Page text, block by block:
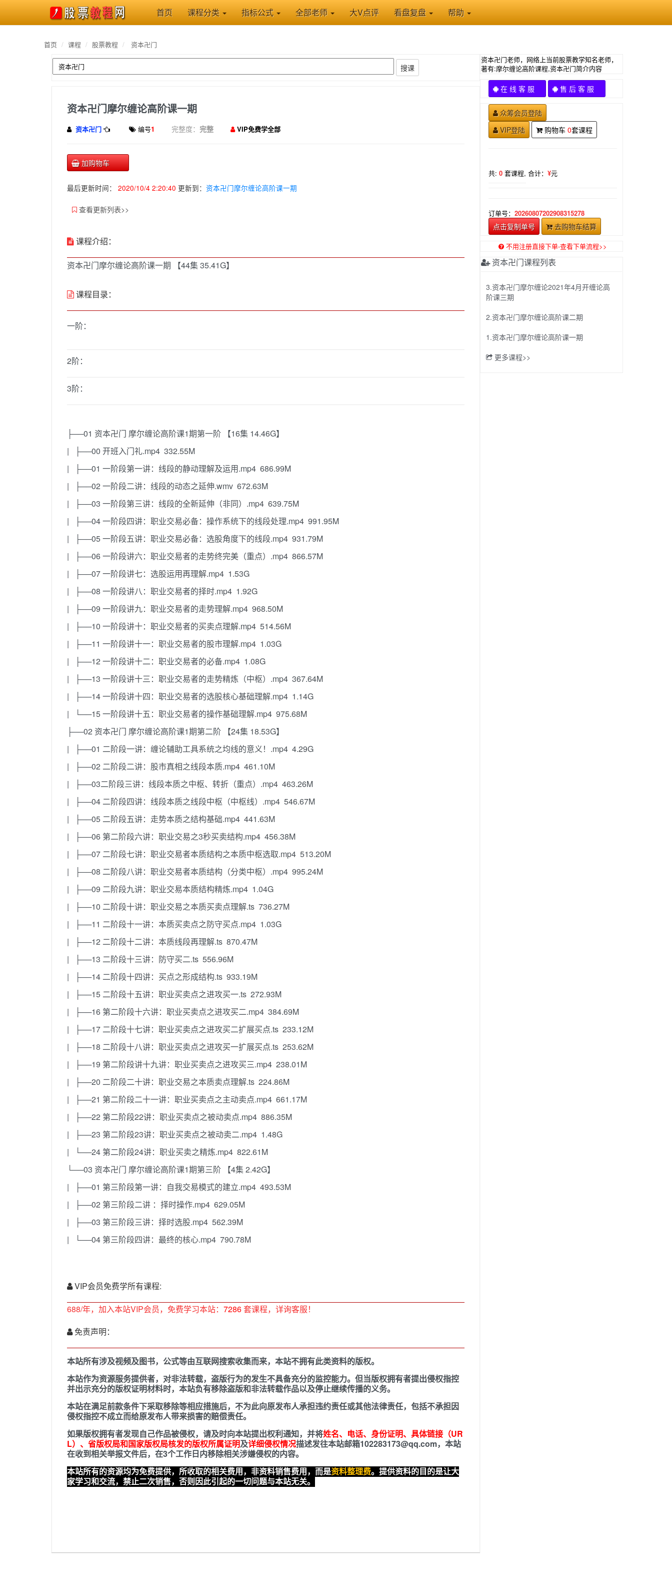
首页 课程分类 指标公式 全部老师 大V点评 看盘复盘 帮助
首页 课程 股票教程 资本卍门
搜课
资本卍门摩尔缠论高阶课一期
资本卍门 编号1 完整度： 完整 VIP免费学全部
加购物车
最后更新时间： 2020/10/4 2:20:40 更新到： 资本卍门摩尔缠论高阶课一期
查看更新列表>>
课程介绍：
资本卍门摩尔缠论高阶课一期 【44集 35.41G】
课程目录：
一阶：
2阶：
3阶：
├──01 资本卍门 摩尔缠论高阶课1期第一阶 【16集 14.46G】
| ├──00 开班入门礼.mp4 332.55M
| ├──01 一阶段第一讲：线段的静动理解及运用.mp4 686.99M
| ├──02 一阶段二讲：线段的动态之延伸.wmv 672.63M
| ├──03 一阶段第三讲：线段的全新延伸（非同）.mp4 639.75M
| ├──04 一阶段四讲：职业交易必备：操作系统下的线段处理.mp4 991.95M
| ├──05 一阶段五讲：职业交易必备：选股角度下的线段.mp4 931.79M
| ├──06 一阶段讲六：职业交易者的走势终完美（重点）.mp4 866.57M
| ├──07 一阶段讲七：选股运用再理解.mp4 1.53G
| ├──08 一阶段讲八：职业交易者的择时.mp4 1.92G
| ├──09 一阶段讲九：职业交易者的走势理解.mp4 968.50M
| ├──10 一阶段讲十：职业交易者的买卖点理解.mp4 514.56M
| ├──11 一阶段讲十一：职业交易者的股市理解.mp4 1.03G
| ├──12 一阶段讲十二：职业交易者的必备.mp4 1.08G
| ├──13 一阶段讲十三：职业交易者的走势精炼（中枢）.mp4 367.64M
| ├──14 一阶段讲十四：职业交易者的选股核心基础理解.mp4 1.14G
| └──15 一阶段讲十五：职业交易者的操作基础理解.mp4 975.68M
├──02 资本卍门 摩尔缠论高阶课1期第二阶 【24集 18.53G】
| ├──01 二阶段一讲：缠论辅助工具系统之均线的意义！.mp4 4.29G
| ├──02 二阶段二讲：股市真相之线段本质.mp4 461.10M
| ├──03二阶段三讲：线段本质之中枢、转折（重点）.mp4 463.26M
| ├──04 二阶段四讲：线段本质之线段中枢（中枢线）.mp4 546.67M
| ├──05 二阶段五讲：走势本质之结构基础.mp4 441.63M
| ├──06 第二阶段六讲：职业交易之3秒买卖结构.mp4 456.38M
| ├──07 二阶段七讲：职业交易者本质结构之本质中枢选取.mp4 513.20M
| ├──08 二阶段八讲：职业交易者本质结构（分类中枢）.mp4 995.24M
| ├──09 二阶段九讲：职业交易本质结构精炼.mp4 1.04G
| ├──10 二阶段十讲：职业交易之本质买卖点理解.ts 736.27M
| ├──11 二阶段十一讲：本质买卖点之防守买点.mp4 1.03G
| ├──12 二阶段十二讲：本质线段再理解.ts 870.47M
| ├──13 二阶段十三讲：防守买二.ts 556.96M
| ├──14 二阶段十四讲：买点之形成结构.ts 933.19M
| ├──15 二阶段十五讲：职业买卖点之进攻买一.ts 272.93M
| ├──16 第二阶段十六讲：职业买卖点之进攻买二.mp4 384.69M
| ├──17 二阶段十七讲：职业买卖点之进攻买二扩展买点.ts 233.12M
| ├──18 二阶段十八讲：职业买卖点之进攻买一扩展买点.ts 253.62M
| ├──19 第二阶段讲十九讲：职业买卖点之进攻买三.mp4 238.01M
| ├──20 二阶段二十讲：职业交易之本质卖点理解.ts 224.86M
| ├──21 第二阶段二十一讲：职业买卖点之主动卖点.mp4 661.17M
| ├──22 第二阶段22讲：职业买卖点之被动卖点.mp4 886.35M
| ├──23 第二阶段23讲：职业买卖点之被动卖二.mp4 1.48G
| └──24 第二阶段24讲：职业买卖之精炼.mp4 822.61M
└──03 资本卍门 摩尔缠论高阶课1期第三阶 【4集 2.42G】
| ├──01 第三阶段第一讲：自我交易模式的建立.mp4 493.53M
| ├──02 第三阶段二讲 ：择时操作.mp4 629.05M
| ├──03 第三阶段三讲：择时选股.mp4 562.39M
| └──04 第三阶段四讲：最终的核心.mp4 790.78M
VIP会员免费学所有课程:
688/年，加入本站VIP会员，免费学习本站： 7286套课程，详询客服！
免责声明：
本站所有涉及视频及图书，公式等由互联网搜索收集而来，本站不拥有此类资料的版权。
本站作为资源服务提供者，对非法转载，盗版行为的发生不具备充分的监控能力。但当版权拥有者提出侵权指控
并出示充分的版权证明材料时，本站负有移除盗版和非法转载作品以及停止继续传播的义务。
本站在满足前款条件下采取移除等相应措施后，不为此向原发布人承担违约责任或其他法律责任，包括不承担因
侵权指控不成立而给原发布人带来损害的赔偿责任。
如果版权拥有者发现自己作品被侵权，请及时向本站提出权利通知，并将姓名、电话、身份证明、具体链接（UR
L）、省版权局和国家版权局核发的版权所属证明及详细侵权情况描述发往本站邮箱102283173@qq.com，本站
在收到相关举报文件后，在3个工作日内移除相关涉嫌侵权的内容。
本站所有的资源均为免费提供，所收取的相关费用，非资料销售费用，而是资料整理费。提供资料的目的是让大
家学习和交流，禁止二次销售，否则因此引起的一切问题与本站无关。
资本卍门老师，网络上当前股票教学知名老师，
著有:摩尔缠论高阶课程,资本卍门简介内容
在 线 客 服 售 后 客 服
众筹会员登陆
VIP登陆
购物车0套课程
共:0 套课程, 合计：¥元
订单号：20260807202908315278
点击复制单号 去购物车结算
不用注册直接下单-查看下单流程>>
资本卍门课程列表
3.资本卍门摩尔缠论2021年4月开缠论高
阶课三期
2.资本卍门摩尔缠论高阶课二期
1.资本卍门摩尔缠论高阶课一期
更多课程>>